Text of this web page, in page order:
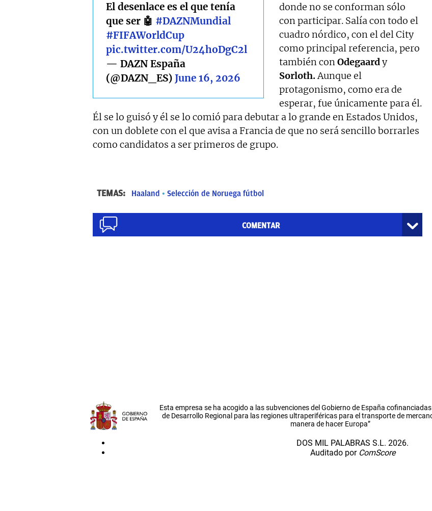
El desenlace es el que tenía
que ser 🤖 #DAZNMundial
#FIFAWorldCup
pic.twitter.com/U24hoDgC2l
— DAZN España
(@DAZN_ES) June 16, 2026
donde no se conforman sólo
con participar. Salía con todo el
cuadro nórdico, con el del City
como principal referencia, pero
también conOdegaardy
Sorloth.Aunque el
protagonismo, como era de
esperar, fue únicamente para él.
Él se lo guisó y él se lo comió para debutar a lo grande en Estados Unidos,
con un doblete con el que avisa a Francia de que no será sencillo borrarles
como candidatos a ser primeros de grupo.
TEMAS: Haaland Selección de Noruega fútbol
COMENTAR
Esta empresa se ha acogido a las subvenciones del Gobierno de España
de Desarrollo Regional para las regiones ultraperiféricas para el transporte de
manera de hacer Europa”
DOS MIL PALABRAS S.L. 2026.
Auditado por ComScore